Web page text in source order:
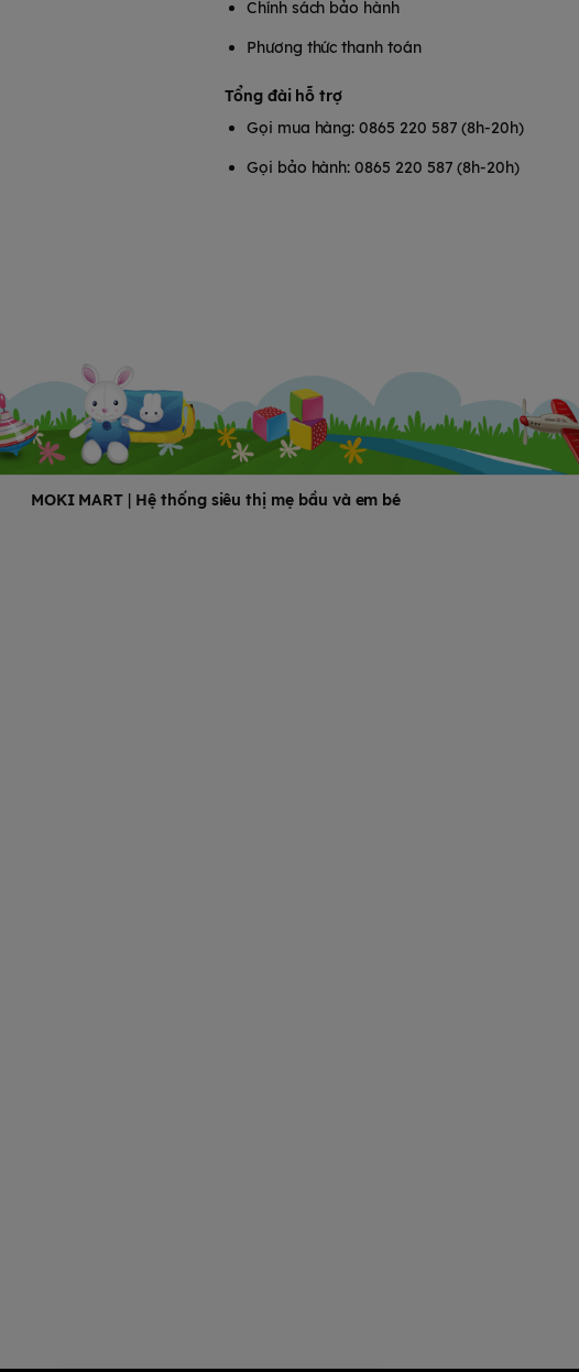
Chính sách bảo hành
Phương thức thanh toán
Tổng đài hỗ trợ
Gọi mua hàng: 0865 220 587 (8h-20h)
Gọi bảo hành: 0865 220 587 (8h-20h)
MOKI MART | Hệ thống siêu thị mẹ bầu và em bé